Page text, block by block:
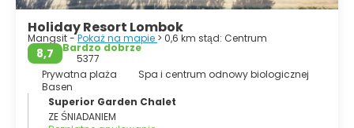
Holiday Resort Lombok
Mangsit -Pokaż na mapie > 0,6 km stąd: Centrum
8,7
Bardzo dobrze
5377
Prywatna plaża
Spa i centrum odnowy biologicznej
Basen
Superior Garden Chalet
ZE ŚNIADANIEM